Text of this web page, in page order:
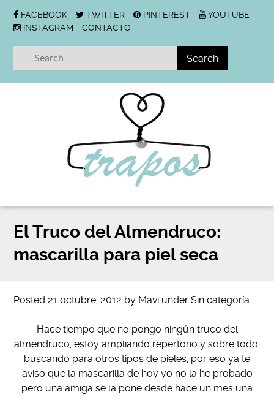
FACEBOOK TWITTER PINTEREST
YOUTUBE
INSTAGRAM
CONTACTO
El Truco del Almendruco:
mascarilla para piel seca
Posted21 octubre, 2012 by Mavi underSin categoría
Hace tiempo que no pongo ningún truco del
almendruco, estoy ampliando repertorio y sobre todo,
buscando para otros tipos de pieles, por eso ya te
aviso que la mascarilla de hoy yo no la he probado
pero una amiga se la pone desde hace un mes una